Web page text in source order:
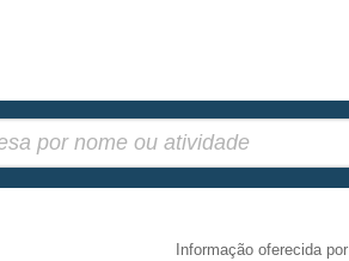
Informação oferecida por